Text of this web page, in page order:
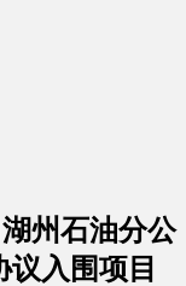
州石油分公
议入围项目